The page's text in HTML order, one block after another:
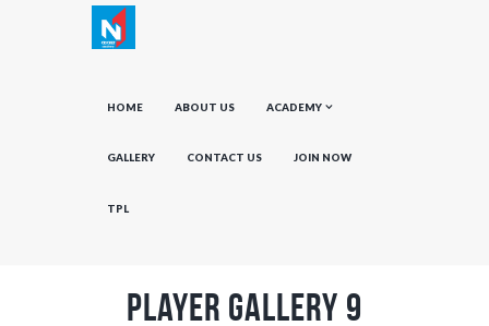
HOME ABOUT US ACADEMY
GALLERY CONTACT US JOIN NOW
TPL
Player Gallery 9